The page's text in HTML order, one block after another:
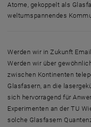
Atome, gekoppelt als
weltumspannendes
Werden wir in Zukunft
Werden wir über
zwischen Kontinenten
Glasfasern, an die
sich hervorragend für
Experimenten an der TU
solche Glasfasern